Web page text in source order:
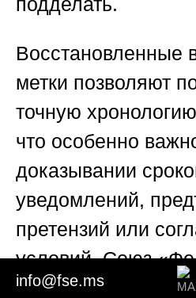
Восстановленные
метки позволяют
точную
что особенно
доказывании
уведомлений,
претензий или
условий.Союз
судебных
info@fse.ms